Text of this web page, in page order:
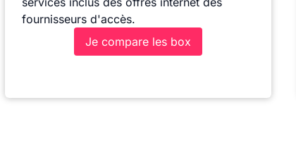
fournisseurs d'accès.
Je compare les box